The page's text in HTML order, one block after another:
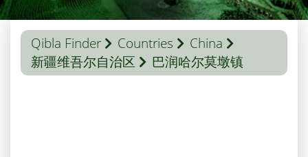
Qibla Finder Countries
China
新疆维吾尔自治区
巴润哈尔莫墩镇